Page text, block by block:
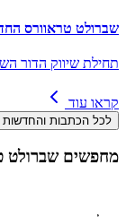
שברולט טראוורס החדשה 2025: מחיר החל מ-
תחילת שיווק הדור
קראו עוד
לכל הכתבות והחדשות
מחפשיםשברולט